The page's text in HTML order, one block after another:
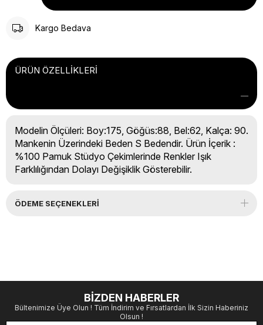
Kargo Bedava
ÜRÜN ÖZELLIKLERI
Modelin Ölçüleri: Boy:175, Göğüs:88, Bel:62, Kalça: 90.
Mankenin Üzerindeki Beden S Bedendir. Ürün İçerik :
%100 Pamuk Stüdyo Çekimlerinde Renkler Işık
Farklılığından Dolayı Değişiklik Gösterebilir.
ÖDEME SEÇENEKLERI
BİZDEN HABERLER
Bültenimize Üye Olun ! Tüm İndirim ve Fırsatlardan İlk Sizin Haberiniz
Olsun !